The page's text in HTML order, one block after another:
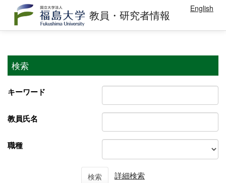
教員・研究者情報 English
検索
キーワード
教員氏名
職種
検索
詳細検索